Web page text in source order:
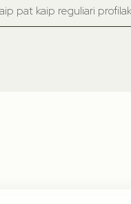
pat kaip reguliari